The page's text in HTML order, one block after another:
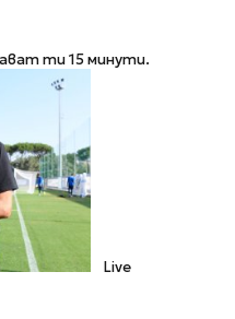
ти 15 минути.
Live